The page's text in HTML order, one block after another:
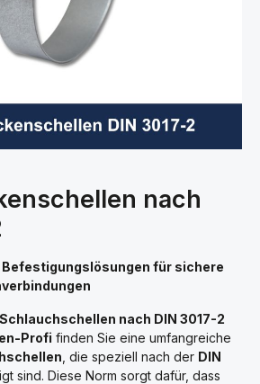
nach
für sichere
Schlauchschellen nach DIN 3017-2
Profi finden Sie eine umfangreiche
, die speziell nach der DIN
sind. Diese Norm sorgt dafür, dass